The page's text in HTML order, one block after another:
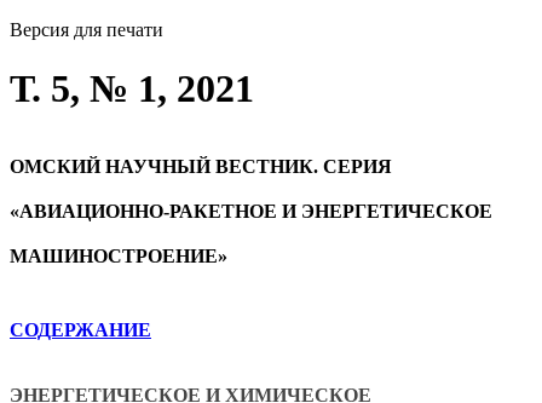
Версия для печати
Т. 5, № 1, 2021
ОМСКИЙ НАУЧНЫЙ ВЕСТНИК. СЕРИЯ
«АВИАЦИОННО-РАКЕТНОЕ И ЭНЕРГЕТИЧЕСКОЕ
МАШИНОСТРОЕНИЕ»
СОДЕРЖАНИЕ
ЭНЕРГЕТИЧЕСКОЕ И ХИМИЧЕСКОЕ